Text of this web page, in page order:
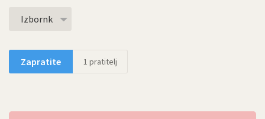
Izbornk
Zapratite 1 pratitelj